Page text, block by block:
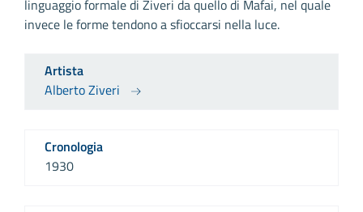
linguaggio formale di Ziveri da quello di Mafai, nel quale
invece le forme tendono a sfioccarsi nella luce.
Artista
Alberto Ziveri
Cronologia
1930